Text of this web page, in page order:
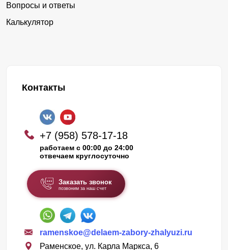
Вопросы и ответы
Калькулятор
Контакты
+7 (958) 578-17-18
работаем с 00:00 до 24:00
отвечаем круглосуточно
Заказать звонок
позвоним за наш счет
ramenskoe@delaem-zabory-zhalyuzi.ru
Раменское, ул. Карла Маркса, 6